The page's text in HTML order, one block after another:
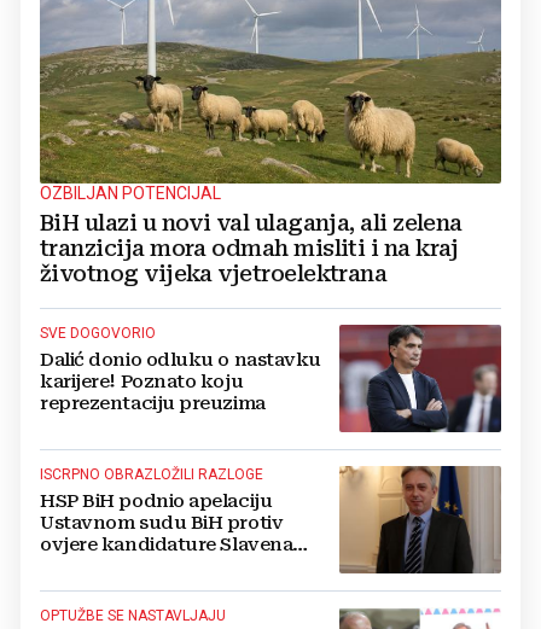
OZBILJAN POTENCIJAL
BiH ulazi u novi val ulaganja, ali zelena
tranzicija mora odmah misliti i na kraj
životnog vijeka vjetroelektrana
SVE DOGOVORIO
Dalić donio odluku o nastavku
karijere! Poznato koju
reprezentaciju preuzima
ISCRPNO OBRAZLOŽILI RAZLOGE
HSP BiH podnio apelaciju
Ustavnom sudu BiH protiv
ovjere kandidature Slavena
OPTUŽBE SE NASTAVLJAJU